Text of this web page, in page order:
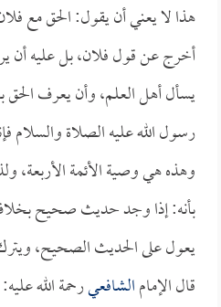
هذا لا يعني أن يقول: الحق مع
أخرج عن قول فلان، بل عليه أن
يسأل أهل العلم، وأن يعرف الحق
رسول الله عليه الصلاة والسلام
وهذه هي وصية الأئمة
بأنه: إذا وجد حديث صحيح
يعول على الحديث الصحيح،
قال الإمامالشافعيرحمة الله